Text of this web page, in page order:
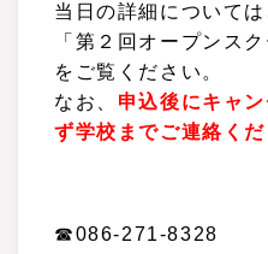
当日の詳細について
「第２回オープンス
をご覧ください。
なお、 申込後にキャ
ず学校までご連絡くだ
☎086-271-8328